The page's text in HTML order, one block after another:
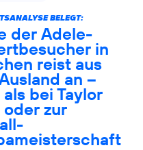
BELEGT:
der Adele-
in
reist aus
an –
bei Taylor
zur